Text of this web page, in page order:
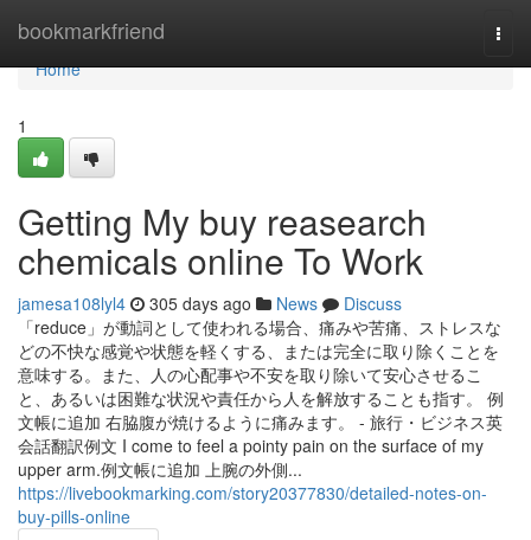
bookmarkfriend
Home
Home
1
Getting My buy reasearch
chemicals online To Work
jamesa108lyl4 305 days ago News
Discuss
「reduce」が動詞として使われる場合、痛みや苦痛、ストレスな
どの不快な感覚や状態を軽くする、または完全に取り除くことを
意味する。また、人の心配事や不安を取り除いて安心させるこ
と、あるいは困難な状況や責任から人を解放することも指す。 例
文帳に追加 右脇腹が焼けるように痛みます。 - 旅行・ビジネス英
会話翻訳例文 I come to feel a pointy pain on the surface of my
upper arm.例文帳に追加 上腕の外側...
https://livebookmarking.com/story20377830/detailed-notes-on-
buy-pills-online